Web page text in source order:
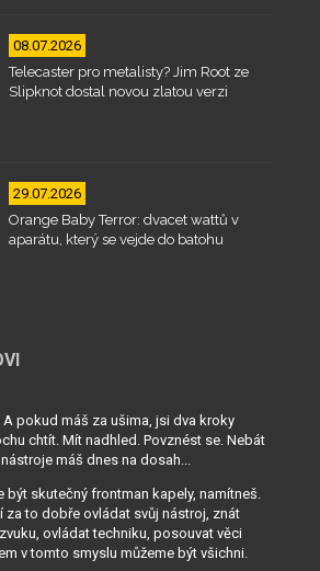
08.07.2026
Telecaster pro metalisty? Jim Root ze
Slipknot dostal novou zlatou verzi
29.07.2026
Orange Baby Terror: dvacet wattů v
aparátu, který se vejde do batohu
A pokud máš za ušima, jsi dva kroky
chtít. Mít nadhled. Povznést se. Nebát
máš dnes na dosah...
být skutečný frontman kapely, namítneš.
za to dobře ovládat svůj nástroj, znát
ovládat techniku, posouvat věci
v tomto smyslu můžeme být všichni.